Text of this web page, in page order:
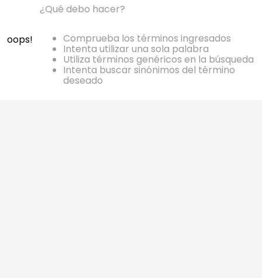
oops!
¿Qué debo hacer?
Comprueba los términos ingresados
Intenta utilizar una sola palabra
Utiliza términos genéricos en la búsqueda
Intenta buscar sinónimos del término
deseado